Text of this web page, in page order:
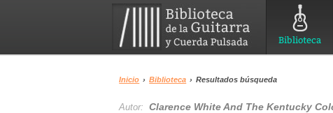
Biblioteca
Inicio › Biblioteca › Resultados búsqueda
Autor:Clarence White And The Kentucky